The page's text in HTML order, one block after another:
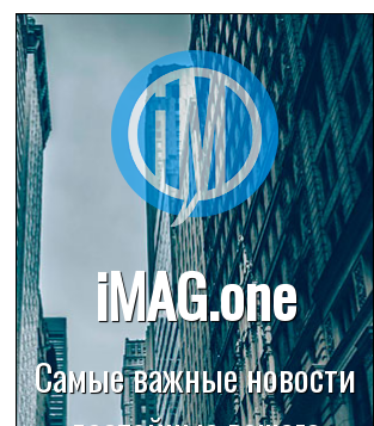
22.07.2026
Больница в Спирово работает
без рентгеновского кабинета